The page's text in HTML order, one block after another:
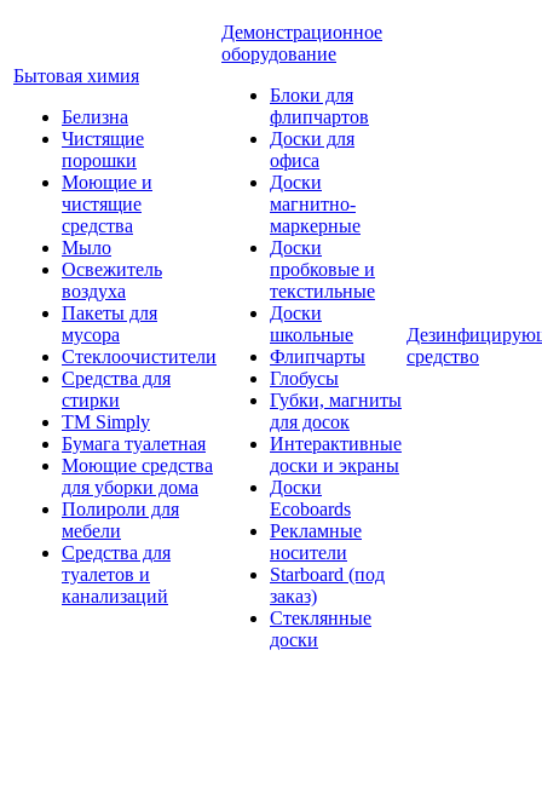
Бытовая химия
Белизна
Чистящие
порошки
Моющие и
чистящие
средства
Мыло
Освежитель
воздуха
Пакеты для
мусора
Стеклоочистители
Средства для
стирки
TM Simply
Бумага туалетная
Моющие средства
для уборки дома
Полироли для
мебели
Средства для
туалетов и
канализаций
Демонстрационное
оборудование
Блоки для
флипчартов
Доски для
офиса
Доски
магнитно-
маркерные
Доски
пробковые и
текстильные
Доски
школьные
Флипчарты
Глобусы
Губки, магниты
для досок
Интерактивные
доски и экраны
Доски
Ecoboards
Рекламные
носители
Starboard (под
заказ)
Стеклянные
доски
средство